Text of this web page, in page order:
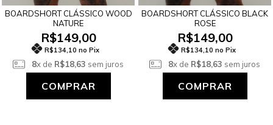
BOARDSHORT CLÁSSICO WOOD
NATURE
R$149,00
R$134,10 no Pix
8x de R$18,63 sem juros
COMPRAR
BOARDSHORT CLÁSSICO BLACK
ROSE
R$149,00
R$134,10 no Pix
8x de R$18,63 sem juros
COMPRAR